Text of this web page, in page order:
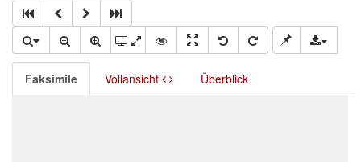
Faksimile Vollansicht Überblick